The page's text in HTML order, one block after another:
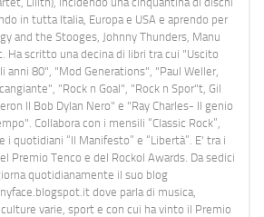
in tutta Italia, Europa e USA e aprendo per
and the Stooges, Johnny Thunders, Manu
Ha scritto una decina di libri tra cui "Uscito
anni 80", "Mod Generations", "Paul Weller,
"Rock n Goal", "Rock n Spor"t, Gil
Il Bob Dylan Nero" e "Ray Charles- Il genio
Collabora con i mensili “Classic Rock”,
i quotidiani “Il Manifesto” e “Libertà”. E' tra i
Premio Tenco e del Rockol Awards. Da sedici
quotidianamente il suo blog
dove parla di musica,
varie, sport e con cui ha vinto il Premio